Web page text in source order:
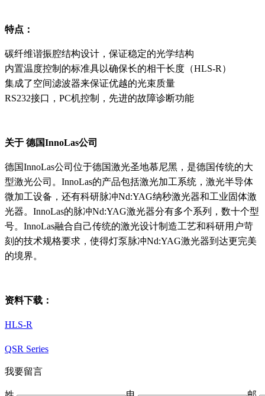
特点：
碳纤维谐振腔结构设计，保证稳定的光学结构
内置温度控制的标准具以确保长的相干长度（HLS-R）
集成了空间滤波器来保证优越的光束质量
RS232接口，PC机控制，先进的故障诊断功能
关于 德国InnoLas公司
德国InnoLas公司位于德国激光圣地慕尼黑，是德国传统的大
型激光公司。InnoLas的产品包括激光加工系统，激光半导体
微加工设备，还有科研脉冲Nd:YAG纳秒激光器和工业固体激
光器。InnoLas的脉冲Nd:YAG激光器分有多个系列，数十个型
号。InnoLas融合自己传统的激光设计制造工艺和科研用户苛
刻的技术规格要求，使得灯泵脉冲Nd:YAG激光器到达更完美
的境界。
资料下载：
HLS-R
QSR Series
我要留言